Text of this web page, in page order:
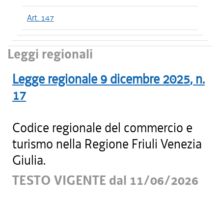
Art. 147
Leggi regionali
Legge regionale 9 dicembre 2025, n.
17
Codice regionale del commercio e
turismo nella Regione Friuli Venezia
Giulia.
TESTO VIGENTE dal 11/06/2026